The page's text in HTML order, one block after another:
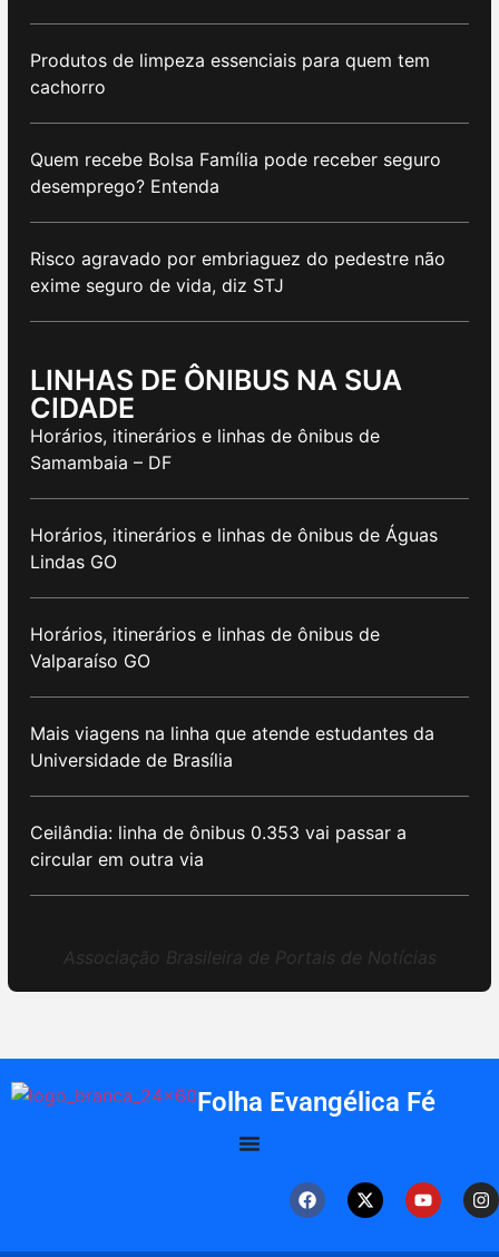
Produtos de limpeza essenciais para quem tem
cachorro
Quem recebe Bolsa Família pode receber seguro
desemprego? Entenda
Risco agravado por embriaguez do pedestre não
exime seguro de vida, diz STJ
LINHAS DE ÔNIBUS NA SUA
CIDADE
Horários, itinerários e linhas de ônibus de
Samambaia – DF
Horários, itinerários e linhas de ônibus de Águas
Lindas GO
Horários, itinerários e linhas de ônibus de
Valparaíso GO
Mais viagens na linha que atende estudantes da
Universidade de Brasília
Ceilândia: linha de ônibus 0.353 vai passar a
circular em outra via
Associação Brasileira de Portais de Notícias
Folha Evangélica Fé